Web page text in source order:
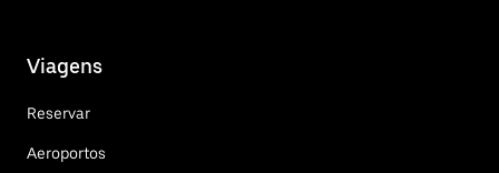
Viagens
Reservar
Aeroportos